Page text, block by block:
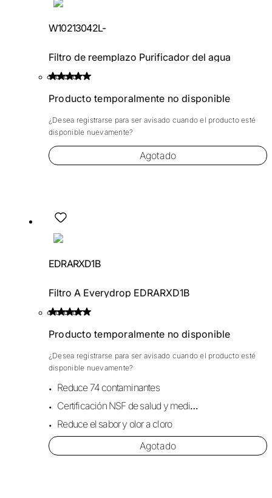
W10213042L-
Filtro de reemplazo Purificador del agua
Producto temporalmente no disponible
¿Desea registrarse para ser avisado cuando el producto esté
disponible nuevamente?
Agotado
EDRARXD1B
Filtro A Everydrop EDRARXD1B
Producto temporalmente no disponible
¿Desea registrarse para ser avisado cuando el producto esté
disponible nuevamente?
Reduce 74 contaminantes
Certificación NSF de salud y medio ambiente
Reduce el sabor y olor a cloro
Agotado